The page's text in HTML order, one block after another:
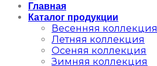
Главная
Каталог продукции
Весенняя коллекция
Летняя коллекция
Осеняя коллекция
Зимняя коллекция